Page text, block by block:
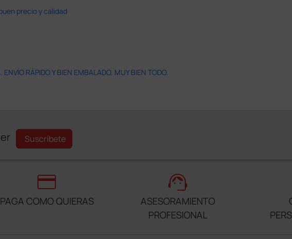
precio y calidad
RÁPIDO Y BIEN EMBALADO. MUY BIEN TODO.
Suscríbete
credit_card
PAGA COMO QUIERAS
support_agent
ASESORAMIENTO
PROFESIONAL